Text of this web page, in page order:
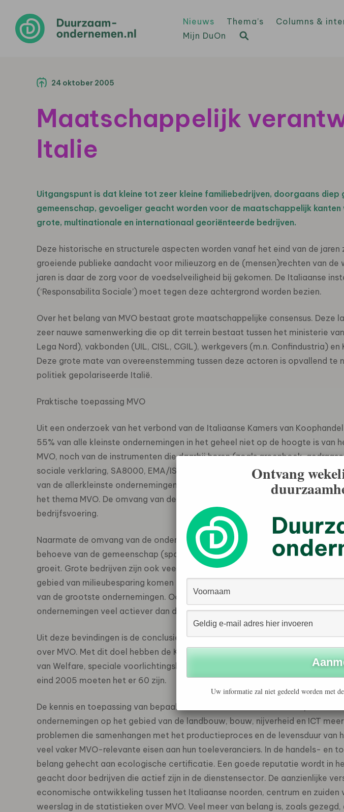
Nieuws Thema’s Columns &
Mijn DuOn
24 oktober 2005
Maatschappelijk
Italie
Uitgangspunt is dat kleine tot zeer kleine familiebedrijven, doorgaans diep
gemeenschap, gevoeliger geacht worden voor de maatschappelijk kanten
grote, multinationale en internationaal georiënteerde bedrijven.
Deze historische en structurele aspecten worden vanaf het eind van de
groeiende publieke aandacht voor milieuzorg en de (mensen)rechten van de
jaren is daar de zorg voor de voedselveiligheid bij gekomen. De Italiaanse
(‘Responsabilita Sociale’) moet tegen deze achtergrond worden bezien.
Over het belang van MVO bestaat grote maatschappelijke consensus. Deze
zeer nauwe samenwerking die op dit terrein bestaat tussen het ministerie van
Lega Nord), vakbonden (UIL, CISL, CGIL), werkgevers (m.n. Confindustria) en
Deze grote mate van overeenstemming tussen deze actoren is opvallend te
politiek gepolariseerde Italië.
Praktische toepassing MVO
Uit een onderzoek van het verbond van de Italiaanse Kamers van
55% van alle kleinste ondernemingen in het geheel niet op de hoogte is van
MVO, noch van de instrumenten die daarbij horen (zoals groenboek,
sociale verklaring, SA8000, EMA/ISO 14001). Zonder het te weten, zo blijkt
van de allerkleinste ondernemingen echter de laatste twee jaar initiatieven
het thema MVO. De omvang van de onderneming is dus geen beperking voor
bedrijfsvoering.
Naarmate de omvang van de onderneming groter wordt, neemt de kennis
behoeve van de gemeenschap (sponsorschap, donaties) nemen eveneens
groeit. Grote bedrijven zijn ook veel vaker actief op het gebied van
gebied van milieubesparing komen bij de kleinste ondernemingen in 6% van
van de grootste ondernemingen. Ook op het terrein van MVO-conform
ondernemingen veel actiever dan de kleinere ondernemingen.
Uit deze bevindingen is de conclusie getrokken dat de kleinste
over MVO. Met dit doel hebben de Kamers van Koophandel, in nauwe
van Welfare, speciale voorlichtingsloketten ingericht bij de lokale KvK’s. Eind
eind 2005 moeten het er 60 zijn.
De kennis en toepassing van bepaalde MVO-instrumenten verschilt per
ondernemingen op het gebied van de landbouw, bouw, nijverheid en ICT
problemen die samenhangen met het productieproces en de levensduur van
veel vaker MVO-relevante eisen aan hun toeleveranciers. In de handels- en
belang gehecht aan ecologische certificatie. Een goede reputatie wordt in
geacht door bedrijven die actief zijn in de dienstensector. De aanzienlijke
economische ontwikkeling tussen het Italiaanse noorden, centrum en zuiden
weerslag in de statistieken over MVO. Veel meer van belang is, zoals gezegd,
Ontvang
Uw informatie zal niet gedeeld worden met